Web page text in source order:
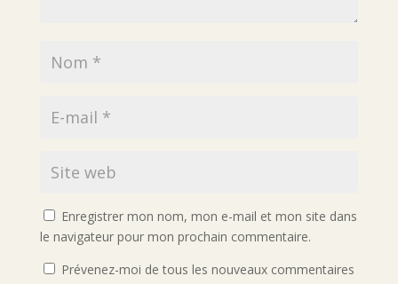
Enregistrer mon nom, mon e-mail et mon site dans
le navigateur pour mon prochain commentaire.
Prévenez-moi de tous les nouveaux commentaires